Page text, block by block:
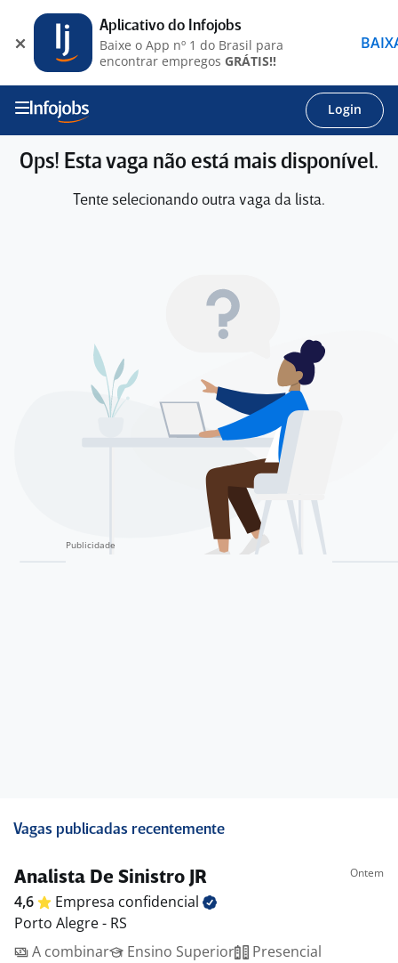
Login
Ops! Esta vaga não está mais disponível.
Tente selecionando outra vaga da lista.
Vagas publicadas recentemente
Analista De Sinistro JR Ontem
4,6 Empresa confidencial
Porto Alegre - RS
A combinar
Ensino Superior Presencial
Aplicativo do Infojobs
Baixe o App nº 1 do Brasil para
encontrar empregos GRÁTIS!!